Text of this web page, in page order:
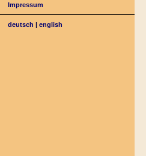
Impressum
deutsch |english